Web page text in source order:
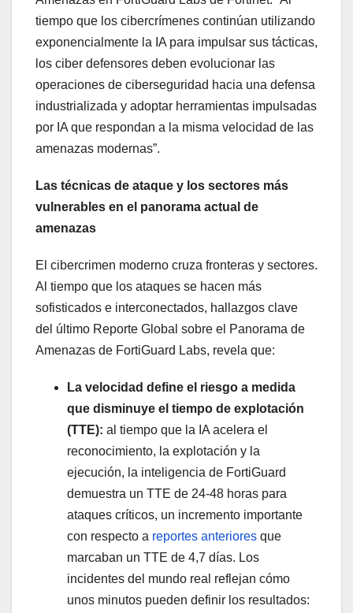
tiempo que los cibercrímenes continúan utilizando
exponencialmente la IA para impulsar sus tácticas,
los ciber defensores deben evolucionar las
operaciones de ciberseguridad hacia una defensa
industrializada y adoptar herramientas impulsadas
por IA que respondan a la misma velocidad de las
amenazas modernas”.
Las técnicas de ataque y los sectores más
vulnerables en el panorama actual de
amenazas
El cibercrimen moderno cruza fronteras y sectores.
Al tiempo que los ataques se hacen más
sofisticados e interconectados, hallazgos clave
del último Reporte Global sobre el Panorama de
Amenazas de FortiGuard Labs, revela que:
La velocidad define el riesgo a medida
que disminuye el tiempo de explotación
(TTE): al tiempo que la IA acelera el
reconocimiento, la explotación y la
ejecución, la inteligencia de FortiGuard
demuestra un TTE de 24-48 horas para
ataques críticos, un incremento importante
con respecto a reportes anteriores que
marcaban un TTE de 4,7 días. Los
incidentes del mundo real reflejan cómo
unos minutos pueden definir los resultados: